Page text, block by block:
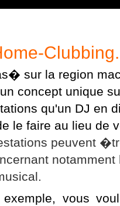
la region
concept unique
qu'un DJ en
le faire au lieu de
peuvent
vous